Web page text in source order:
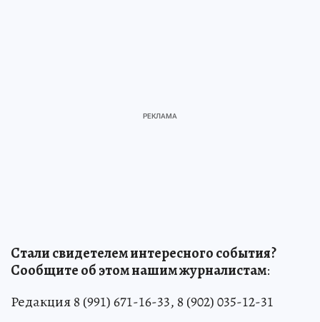
Стали свидетелем интересного события?
Сообщите об этом нашим журналистам:
Редакция 8 (991) 671-16-33, 8 (902) 035-12-31